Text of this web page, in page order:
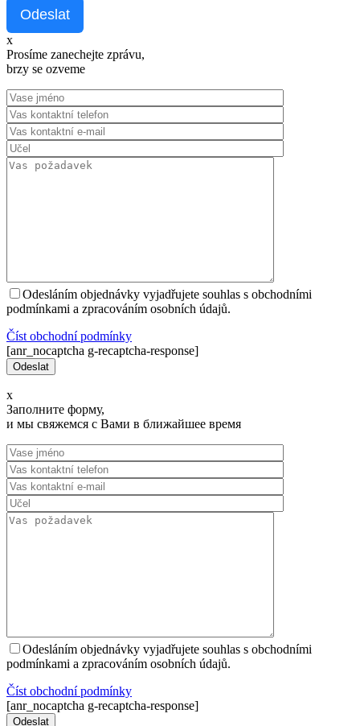
Odeslat
x
Prosíme zanechejte zprávu,
brzy se ozveme
Odesláním objednávky vyjadřujete souhlas s obchodními
podmínkami a zpracováním osobních údajů.
Číst оbchodní podmínky
[anr_nocaptcha g-recaptcha-response]
x
Заполните форму,
и мы свяжемся с Вами в ближайшее время
Odesláním objednávky vyjadřujete souhlas s obchodními
podmínkami a zpracováním osobních údajů.
Číst оbchodní podmínky
[anr_nocaptcha g-recaptcha-response]